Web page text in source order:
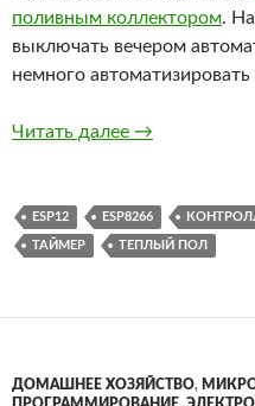
поливным коллектором.
выключать вечером
немного автоматизировать
Читать далее Таймер-
→
ESP12 ESP8266
ТАЙМЕР ТЕПЛЫЙ ПОЛ
ДОМАШНЕЕ ХОЗЯЙСТВО,